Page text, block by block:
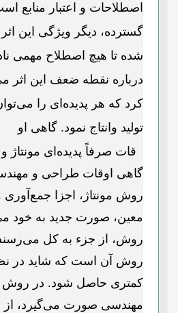
اصطلاحات و اعتبار منابع
گسترده، دیگر ویژگی این
شده تا هیچ اصطلاح مهمی
درباره نقطه ضعف این اثر
کرد که هر پدیده‌ای را
تولید وانتاج نمود. گاهی او
قات صرفاً پدیده‌ای
گاهی اوقات طراحی و
روش مونتاژ، اجزا
معین، صورت جدید به خود
روش، از جزء به کل
روش آن است که شاید در
کمتری حاصل شود. در روش
مهندسی صورت می‌گیرد،